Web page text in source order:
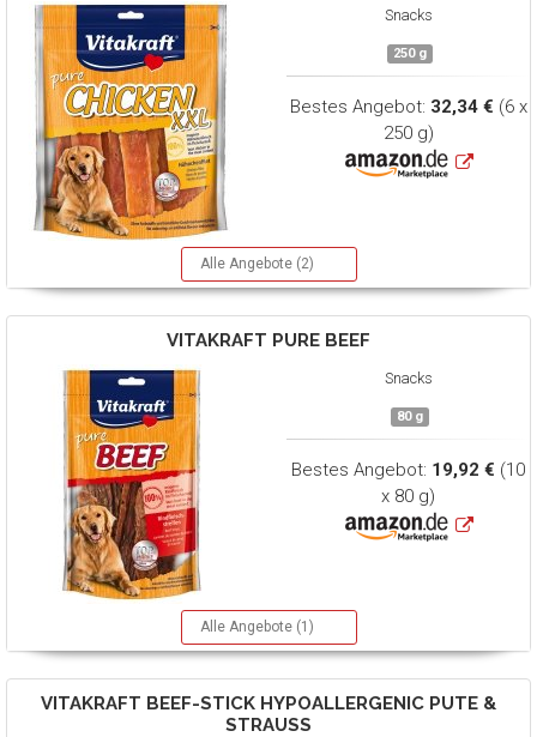
Snacks
250 g
Bestes Angebot: 32,34 € (6 x
250 g)
Alle Angebote (2)
VITAKRAFT PURE BEEF
Snacks
80 g
Bestes Angebot: 19,92 € (10
x 80 g)
Alle Angebote (1)
VITAKRAFT BEEF-STICK HYPOALLERGENIC PUTE &
STRAUSS